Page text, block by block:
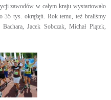
zawodów w całym kraju wystartowało
35 tys. okrążęń. Rok temu, też braliśmy
Jacek Sobczak, Michał Piątek,